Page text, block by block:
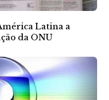
Latina a
da ONU